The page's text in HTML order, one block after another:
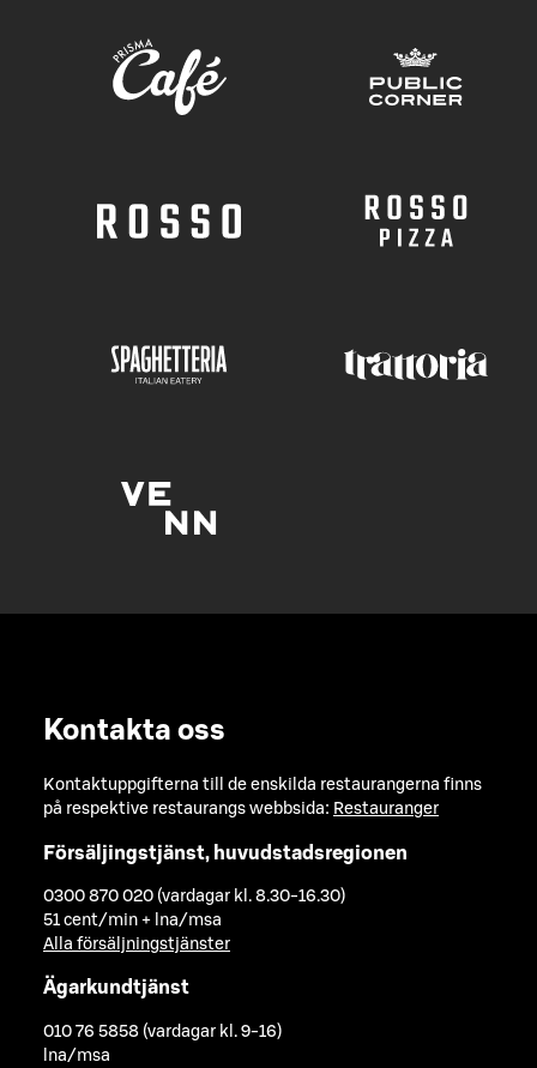
Kontakta oss
Kontaktuppgifterna till de enskilda restaurangerna finns
på respektive restaurangs webbsida: Restauranger
Försäljingstjänst, huvudstadsregionen
0300 870 020 (vardagar kl. 8.30-16.30)
51 cent/min + lna/msa
Alla försäljningstjänster
Ägarkundtjänst
010 76 5858 (vardagar kl. 9-16)
lna/msa